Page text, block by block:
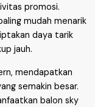
promosi.
mudah menarik
daya tarik
jauh.
mendapatkan
semakin besar.
balon sky